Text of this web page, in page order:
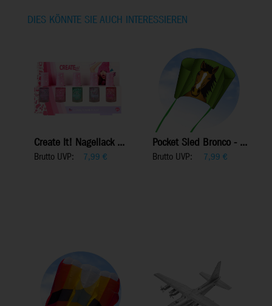
DIES KÖNNTE SIE AUCH INTERESSIEREN
Create It! Nagellack ...
Brutto UVP: 7,99 €
Pocket Sled Bronco - ...
Brutto UVP: 7,99 €